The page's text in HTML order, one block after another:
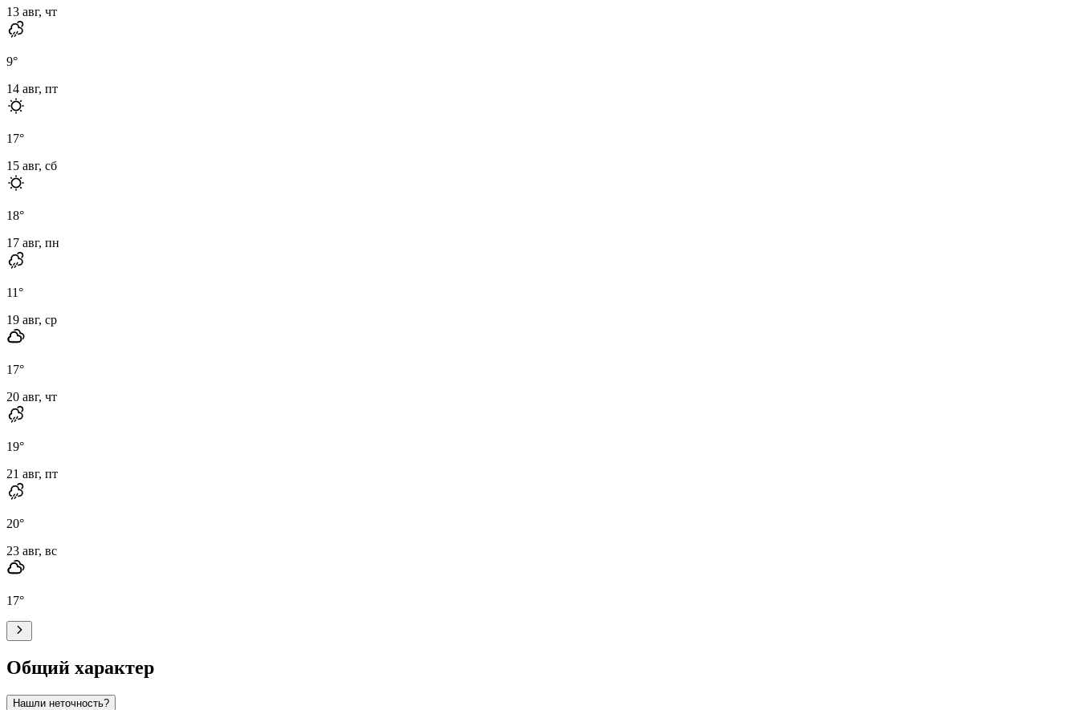
13 авг, чт
9°
14 авг, пт
17°
15 авг, сб
18°
17 авг, пн
11°
19 авг, ср
17°
20 авг, чт
19°
21 авг, пт
20°
23 авг, вс
17°
Общий характер
Нашли неточность?